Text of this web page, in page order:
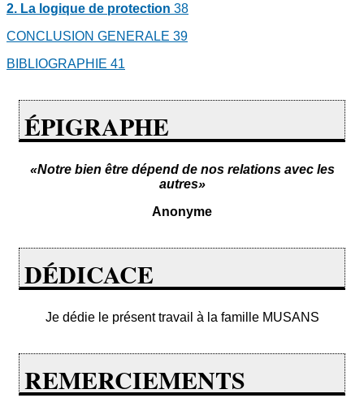
2. La logique de protection 38
CONCLUSION GENERALE 39
BIBLIOGRAPHIE 41
ÉPIGRAPHE
«Notre bien être dépend de nos relations avec les
autres»
Anonyme
DÉDICACE
Je dédie le présent travail à la famille MUSANS
REMERCIEMENTS